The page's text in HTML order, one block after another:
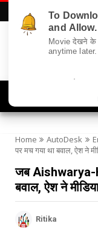
Home AutoDesk
पर मच गया था बवाल, ऐश ने
जब Aishwarya-
बवाल, ऐश ने
Ritika
To
and Allow.
Movie देखने के
anytime later.